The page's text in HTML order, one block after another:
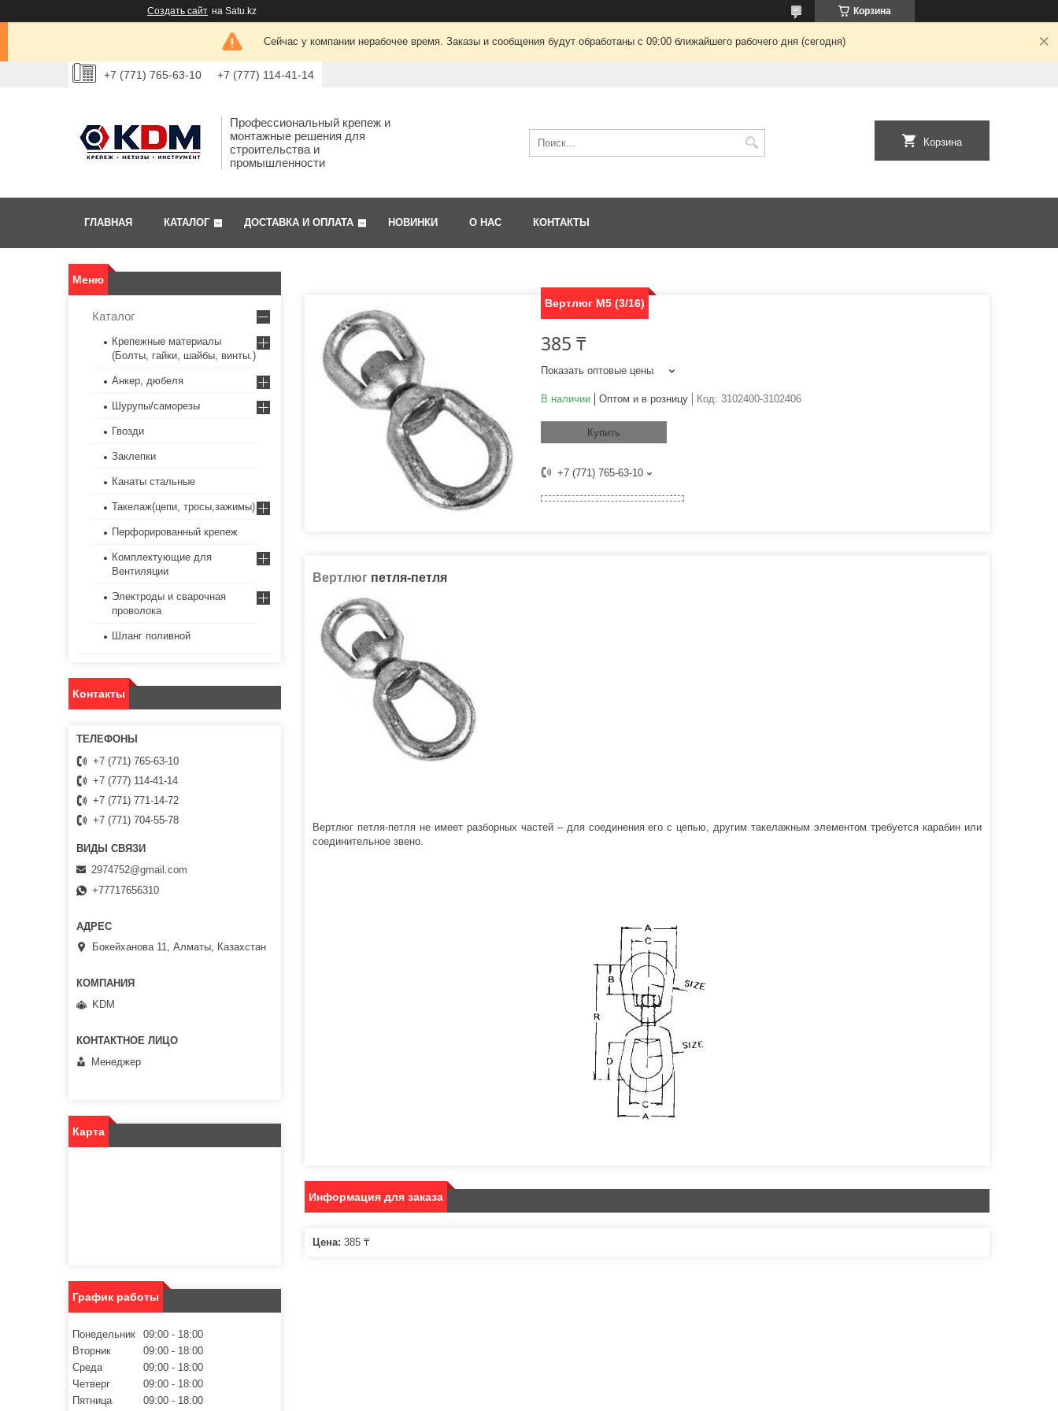
Создать сайт на Satu.kz Корзина
Сейчас у компании нерабочее время. Заказы и сообщения будут обработаны с 09:00 ближайшего рабочего дня (сегодня)
+7 (771) 765-63-10 +7 (777) 114-41-14
Профессиональный крепеж и
монтажные решения для
строительства и
промышленности
Корзина
ГЛАВНАЯ КАТАЛОГ ДОСТАВКА И ОПЛАТА НОВИНКИ О НАС КОНТАКТЫ
Вертлюг М5 (3/16)
385 ₸
Показать оптовые цены
В наличии Оптом и в розницу Код: 3102400-3102406
Купить
+7 (771) 765-63-10
Вертлюг петля-петля
Вертлюг петля-петля не имеет разборных частей – для соединения его с цепью, другим такелажным элементом требуется карабин или
соединительное звено.
Информация для заказа
Цена: 385 ₸
Каталог
Крепежные материалы
(Болты, гайки, шайбы, винты.)
Анкер, дюбеля
Шурупы/саморезы
Гвозди
Заклепки
Канаты стальные
Такелаж(цепи, тросы,зажимы)
Перфорированный крепеж
Комплектующие для
Вентиляции
Электроды и сварочная
проволока
Шланг поливной
Контакты
+7 (771) 765-63-10
+7 (777) 114-41-14
+7 (771) 771-14-72
+7 (771) 704-55-78
2974752@gmail.com
+77717656310
Бокейханова 11, Алматы, Казахстан
KDM
Менеджер
Карта
График работы
Понедельник 09:00
18:00
Вторник
09:00
18:00
Среда
09:00
18:00
Четверг
09:00
18:00
Пятница
09:00
18:00